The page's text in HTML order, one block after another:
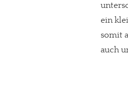
ein
somit
auch